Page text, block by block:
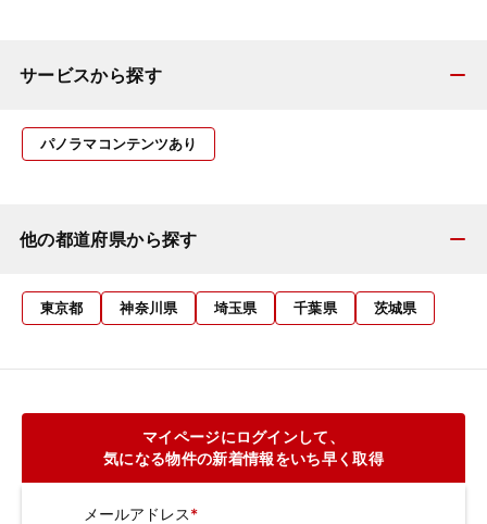
サービスから探す
パノラマコンテンツあり
他の都道府県から探す
東京都 神奈川県 埼玉県 千葉県 茨城県
マイページにログインして、
気になる物件の新着情報をいち早く取得
メールアドレス